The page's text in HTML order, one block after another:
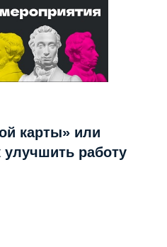
карты» или
улучшить работу